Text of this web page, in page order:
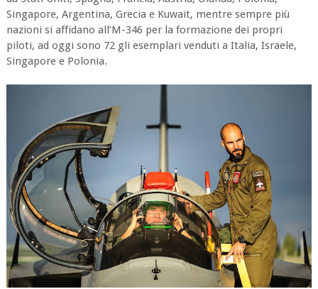
Singapore, Argentina, Grecia e Kuwait, mentre sempre più
nazioni si affidano all’M-346 per la formazione dei propri
piloti, ad oggi sono 72 gli esemplari venduti a Italia, Israele,
Singapore e Polonia.